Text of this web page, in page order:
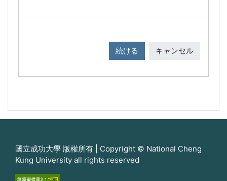
続ける キャンセル
國立成功大學 版權所有 | Copyright © National Cheng
Kung University all rights reserved